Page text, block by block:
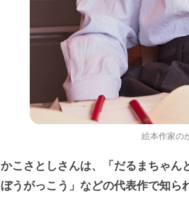
絵本作家の
かこさとしさんは、「だるまちゃん
ぼうがっこう」などの代表作で知ら